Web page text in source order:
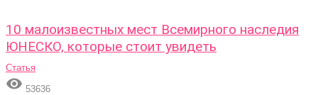
10 малоизвестных мест Всемирного наследия
ЮНЕСКО, которые стоит увидеть
Статья
 53636